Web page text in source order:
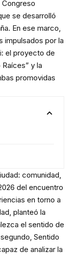
Congreso
se desarrolló
En ese marco,
impulsados por la
el proyecto de
y la
promovidas
comunidad,
del encuentro
en torno a
planteó la
el sentido de
Sentido
de analizar la